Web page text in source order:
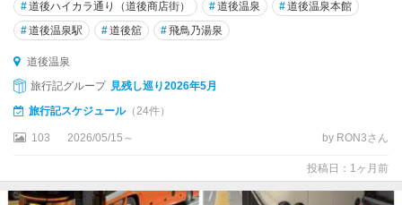
#道後ハイカラ通り（道後商店街） #道後温泉 #道後温泉本館
#道後温泉駅 #道後舘 #飛鳥乃湯泉
道後温泉
旅行記グループ 見残し巡り2026年5月
旅行記スケジュール（24件）
103 2026/05/15～ by RON3さん
投稿日：1ヶ月前